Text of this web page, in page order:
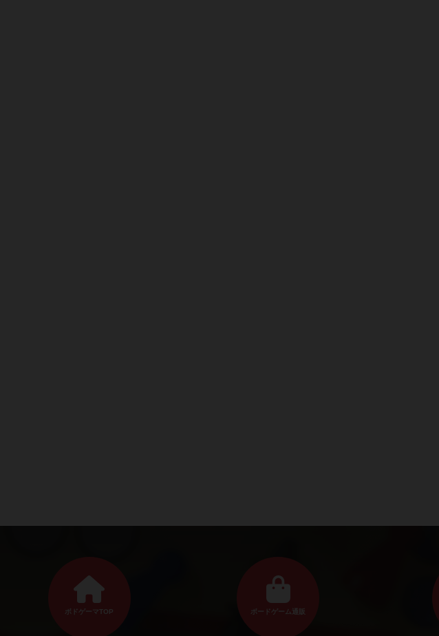
ボドゲーマTOP ボードゲーム通販